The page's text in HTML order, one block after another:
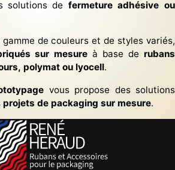
solutions de fermeture adhésive ou
de couleurs et de styles variés,
sur mesure à base de rubans
polymat ou lyocell.
vous propose des solutions
projets de packaging sur mesure.